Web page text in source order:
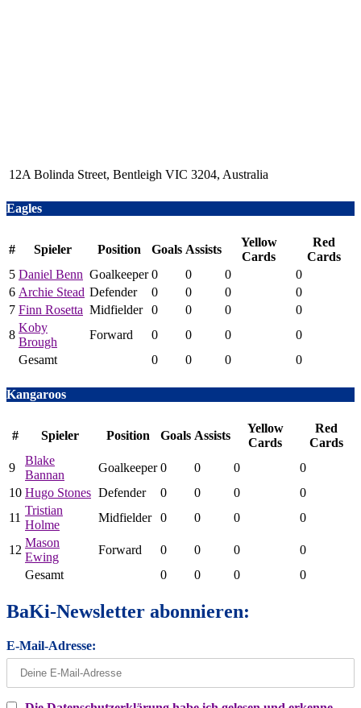
12A Bolinda Street, Bentleigh VIC 3204, Australia
Eagles
# Spieler Position Goals Assists
Yellow
Cards
Red
Cards
5 Daniel Benn Goalkeeper 0 0 0
0
6 Archie Stead Defender 0 0 0
0
7 Finn Rosetta Midfielder 0 0 0
0
8
Koby
Brough
Forward 0 0 0
0
Gesamt
0 0 0 0
Kangaroos
# Spieler Position Goals Assists
Yellow
Cards
Red
Cards
9
Blake
Bannan
Goalkeeper 0 0 0
0
10 Hugo Stones Defender 0 0 0
0
11
Tristian
Holme
Midfielder 0 0 0 0
12
Mason
Ewing
Forward 0 0 0
0
Gesamt
0 0 0 0
BaKi-Newsletter abonnieren:
E-Mail-Adresse: